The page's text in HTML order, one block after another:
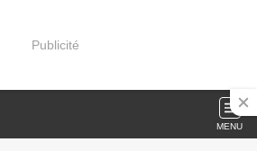
Publicité
MENU